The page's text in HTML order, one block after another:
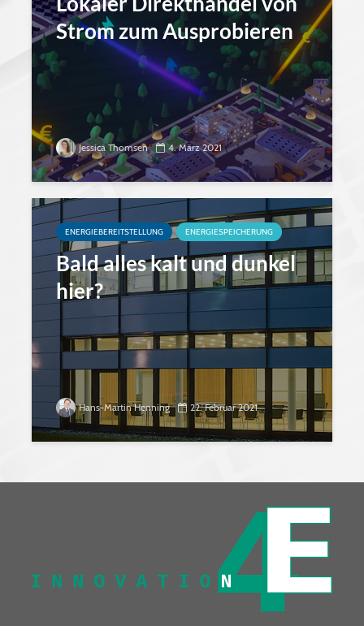
Strom zum Ausprobieren
Jessica Thomsen 4. März 2021
ENERGIEBEREITSTELLUNG ENERGIESPEICHERUNG
Bald alles kalt und dunkel
hier?
Hans-Martin Henning 22. Februar 2021